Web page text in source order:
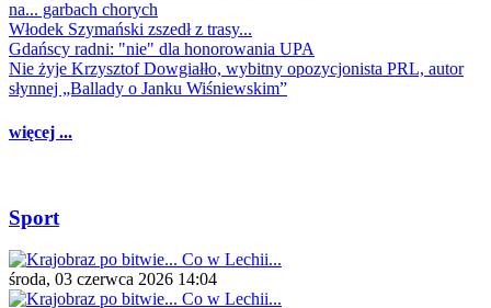
na... garbach chorych
Włodek Szymański zszedł z trasy...
Gdańscy radni: "nie" dla honorowania UPA
Nie żyje Krzysztof Dowgiałło, wybitny opozycjonista PRL, autor
słynnej „Ballady o Janku Wiśniewskim”
więcej ...
Sport
środa, 03 czerwca 2026 14:04